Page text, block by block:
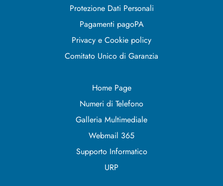
Protezione Dati Personali
Pagamenti pagoPA
Privacy e Cookie policy
Comitato Unico di Garanzia
Home Page
Numeri di Telefono
Galleria Multimediale
Webmail 365
Supporto Informatico
URP